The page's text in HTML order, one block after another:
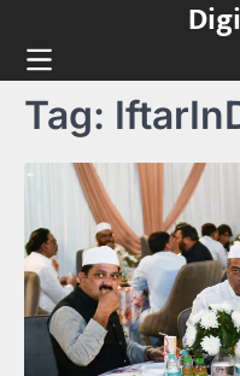
content
Tag: